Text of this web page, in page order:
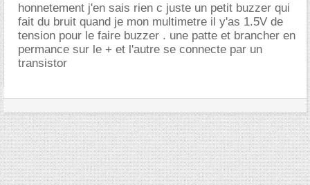
honnetement j'en sais rien c juste un petit buzzer qui
fait du bruit quand je mon multimetre il y'as 1.5V de
tension pour le faire buzzer . une patte et brancher en
permance sur le + et l'autre se connecte par un
transistor